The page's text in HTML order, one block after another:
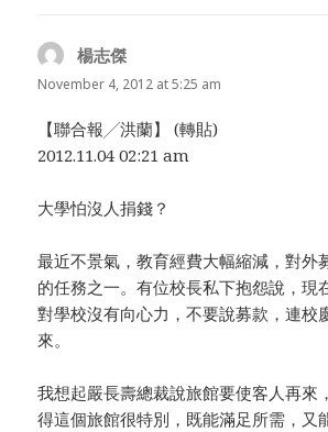
楊志傑
November 4, 2012 at 5:25 am
【聯合報╱洪蘭】 (轉貼)
2012.11.04 02:21 am
大學怕沒人捐錢？
最近不景氣，教育經費大幅縮減，對外
的任務之一。有位校長私下抱怨說，現
對學校沒有向心力，不要說募款，連校
來。
我想起嚴長壽總裁說旅館要使客人再來
得這個旅館很特別，既能滿足所需，又